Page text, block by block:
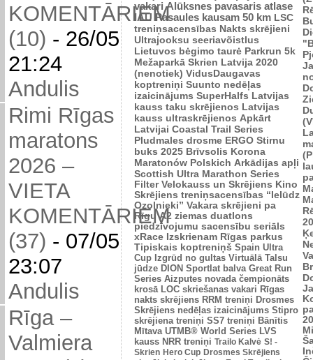
KOMENTĀRIEM
(10) - 26/05
21:24
Andulis
Rimi Rīgas
maratons
2026 –
VIETA
KOMENTĀRIEM
(37) - 07/05
23:07
Andulis
Rīga –
Valmiera
vakari Alūksnes pavasaris atlase
IAU Pasaules kausam 50 km LSC
treniņsacensības Nakts skrējieni
Ultrajooksu seeriavõistlus
Lietuvos bėgimo taurė Parkrun 5k
Mežaparkā Skrien Latvija 2020
(nenotiek) VidusDaugavas
koptreniņi Suunto nedēļas
izaicinājums SuperHalfs Latvijas
kauss taku skrējienos Latvijas
kauss ultraskrējienos Apkārt
Latvijai Coastal Trail Series
Pludmales drosme ERGO Stirnu
buks 2025 Brīvsolis Korona
Maratonów Polskich Arkādijas apļi
Scottish Ultra Marathon Series
Filter Velokauss un Skrējiens Kino
Skrējiens treniņsacensības “Ielūdz
Ozolnieki” Vakara skrējieni pa
Rīgu A2 ziemas duatlons
piedzīvojumu sacensību seriāls
xRace Izskrienam Rīgas parkus
Tipiskais koptreniņš Spain Ultra
Cup Izgrūd no gultas Virtuālā Talsu
jūdze DION Sportlat balva Great Run
Series Aizputes novada čempionāts
krosā LOC skriešanas vakari Rīgas
nakts skrējiens RRM treniņi Drosmes
Skrējiens nedēļas izaicinājums Stipro
skrējiena treniņi SS7 treniņi Bānītis
Mītava UTMB® World Series LVS
kauss NRR treniņi Trailo Kalvė S! -
Skrien Hero Cup Drosmes Skrējiens